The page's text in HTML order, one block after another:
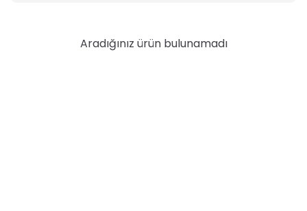
Aradığınız ürün bulunamadı